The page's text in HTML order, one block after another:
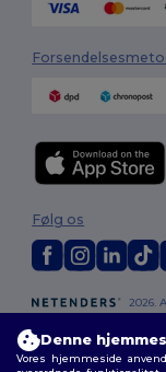
2026.
cookies|Sitemap
Følg os
Denne
Vores hjemmeside